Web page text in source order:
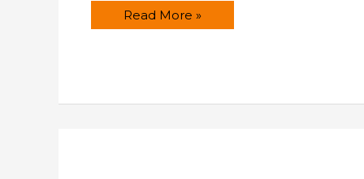
Biocultura
Madrid
Read More »